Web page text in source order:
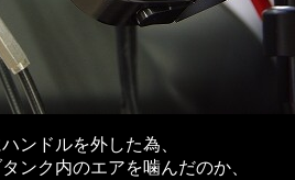
ンドルを外した為、
ンク内のエアを噛んだのか、